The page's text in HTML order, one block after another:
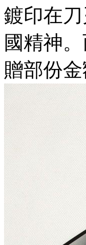
鍍印在
國精神
贈部份